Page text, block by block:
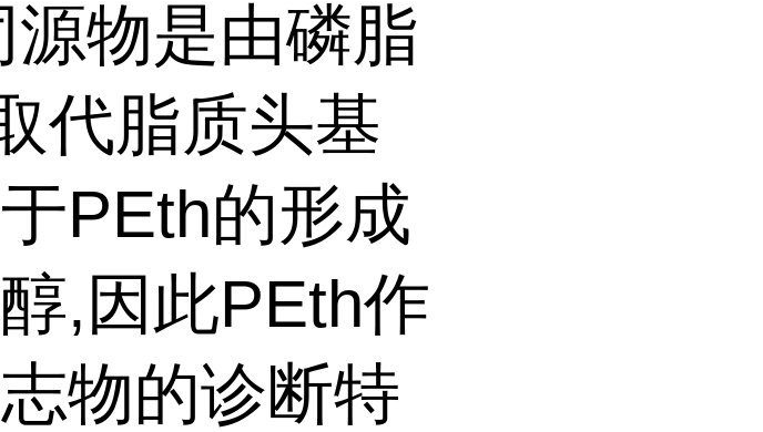
物是由磷脂
代脂质头基
PEth的形成
,因此PEth作
物的诊断特